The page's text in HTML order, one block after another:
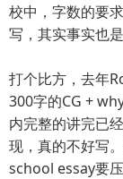
校中，字数的要
写，其实事实也
打个比方，去年
300字的CG +
内完整的讲完已
现，真的不好写
school essay要